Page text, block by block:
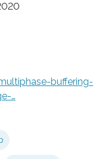
buffering-
…